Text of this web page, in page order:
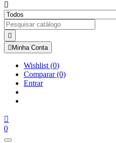


 Minha Conta
Wishlist (0)
Comparar(0)
Entrar

0